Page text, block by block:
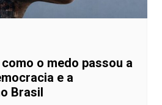
o medo passou a
e a
Brasil